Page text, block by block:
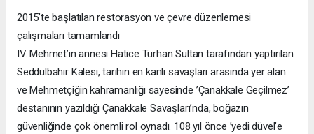
2015’te başlatılan restorasyon ve çevre düzenlemesi
çalışmaları tamamlandı
IV. Mehmet’in annesi Hatice Turhan Sultan tarafından yaptırılan
Seddülbahir Kalesi, tarihin en kanlı savaşları arasında yer alan
ve Mehmetçiğin kahramanlığı sayesinde ’Çanakkale Geçilmez’
destanının yazıldığı Çanakkale Savaşları’nda, boğazın
güvenliğinde çok önemli rol oynadı. 108 yıl önce ’yedi düvel’e